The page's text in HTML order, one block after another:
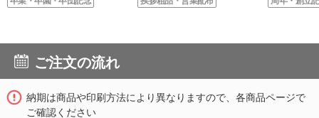
ご注文の流れ
納期は商品や印刷方法により異なりますので、各商品ページで
ご確認ください